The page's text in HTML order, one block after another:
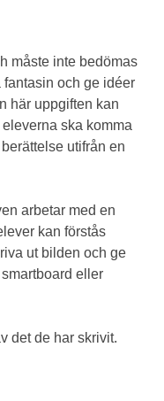
måste inte bedömas
och ge idéer
här uppgiften kan
ska komma
utifrån en
arbetar med en
kan förstås
ut bilden och ge
eller
det de har skrivit.